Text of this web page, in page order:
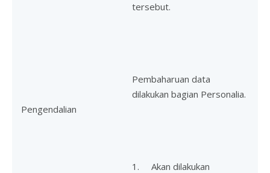
tersebut.
Pengendalian
Pembaharuan data
dilakukan bagian Personalia.
1. Akan dilakukan